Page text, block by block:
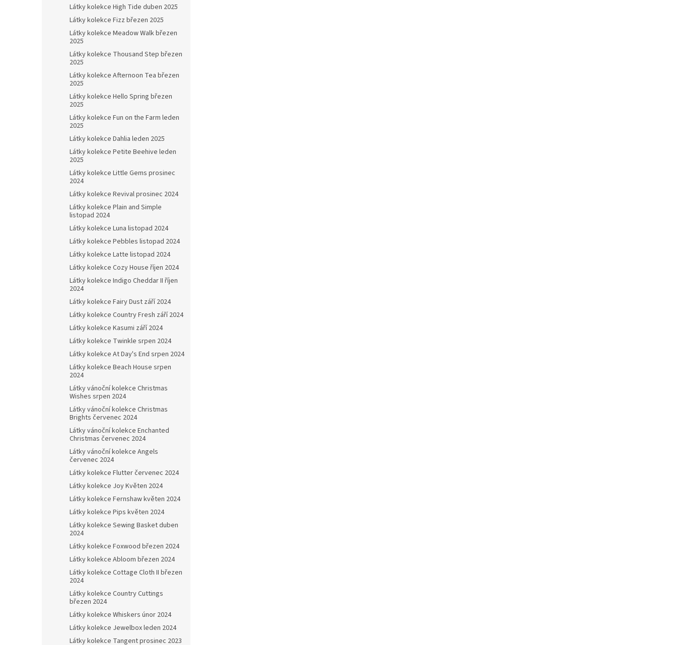
Látky kolekce High Tide duben 2025
Látky kolekce Fizz březen 2025
Látky kolekce Meadow Walk březen
2025
Látky kolekce Thousand Step březen
2025
Látky kolekce Afternoon Tea březen
2025
Látky kolekce Hello Spring březen
2025
Látky kolekce Fun on the Farm leden
2025
Látky kolekce Dahlia leden 2025
Látky kolekce Petite Beehive leden
2025
Látky kolekce Little Gems prosinec
2024
Látky kolekce Revival prosinec 2024
Látky kolekce Plain and Simple
listopad 2024
Látky kolekce Luna listopad 2024
Látky kolekce Pebbles listopad 2024
Látky kolekce Latte listopad 2024
Látky kolekce Cozy House říjen 2024
Látky kolekce Indigo Cheddar II říjen
2024
Látky kolekce Fairy Dust září 2024
Látky kolekce Country Fresh září 2024
Látky kolekce Kasumi září 2024
Látky kolekce Twinkle srpen 2024
Látky kolekce At Day's End srpen 2024
Látky kolekce Beach House srpen
2024
Látky vánoční kolekce Christmas
Wishes srpen 2024
Látky vánoční kolekce Christmas
Brights červenec 2024
Látky vánoční kolekce Enchanted
Christmas červenec 2024
Látky vánoční kolekce Angels
červenec 2024
Látky kolekce Flutter červenec 2024
Látky kolekce Joy Květen 2024
Látky kolekce Fernshaw květen 2024
Látky kolekce Pips květen 2024
Látky kolekce Sewing Basket duben
2024
Látky kolekce Foxwood březen 2024
Látky kolekce Abloom březen 2024
Látky kolekce Cottage Cloth II březen
2024
Látky kolekce Country Cuttings
březen 2024
Látky kolekce Whiskers únor 2024
Látky kolekce Jewelbox leden 2024
Látky kolekce Tangent prosinec 2023